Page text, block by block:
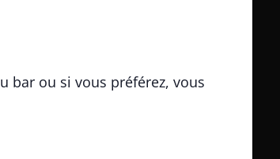
bar ou si vous préférez, vous